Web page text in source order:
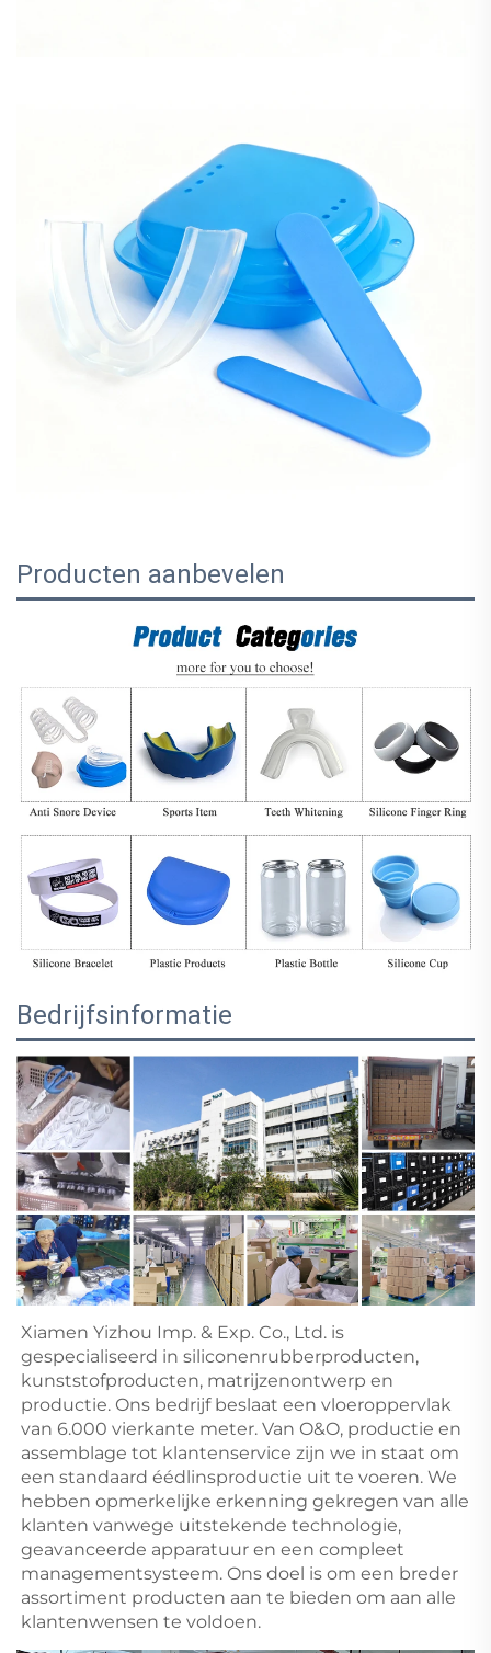
Producten aanbevelen
Bedrijfsinformatie
Xiamen Yizhou Imp. & Exp. Co., Ltd. is
gespecialiseerd in siliconenrubberproducten,
kunststofproducten, matrijzenontwerp en
productie. Ons bedrijf beslaat een vloeroppervlak
van 6.000 vierkante meter. Van O&O, productie en
assemblage tot klantenservice zijn we in staat om
een standaard éédlinsproductie uit te voeren. We
hebben opmerkelijke erkenning gekregen van alle
klanten vanwege uitstekende technologie,
geavanceerde apparatuur en een compleet
managementsysteem. Ons doel is om een breder
assortiment producten aan te bieden om aan alle
klantenwensen te voldoen.